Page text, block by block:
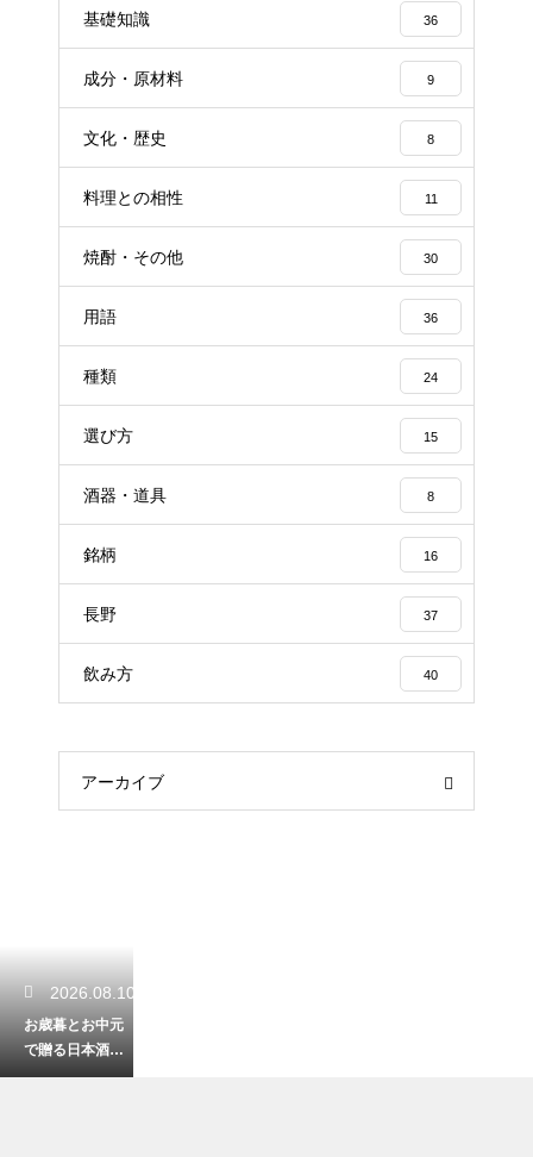
基礎知識 36
成分・原材料 9
文化・歴史 8
料理との相性 11
焼酎・その他 30
用語 36
種類 24
選び方 15
酒器・道具 8
銘柄 16
長野 37
飲み方 40
アーカイブ
2026.08.10
お歳暮とお中元
で贈る日本酒の
違い！季節に合